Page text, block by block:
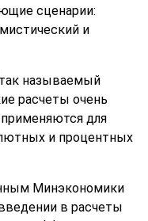
сценарии:
и
называемый
расчеты очень
для
и процентных
Минэкономики
в расчеты